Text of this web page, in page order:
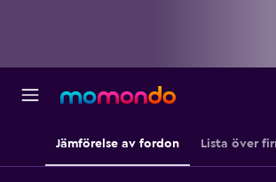
Jämförelse av fordon Lista över